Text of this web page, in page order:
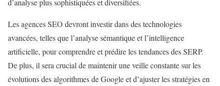
Les agences SEO devront investir dans des technologies
avancées, telles que l’analyse sémantique et l’intelligence
artificielle, pour comprendre et prédire les tendances des SERP.
De plus, il sera crucial de maintenir une veille constante sur les
évolutions des algorithmes de Google et d’ajuster les stratégies en